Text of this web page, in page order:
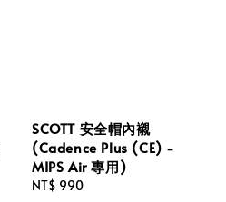
SCOTT 安全帽內襯
(Cadence Plus (CE) -
MIPS Air 專用)
Regular
NT$ 990